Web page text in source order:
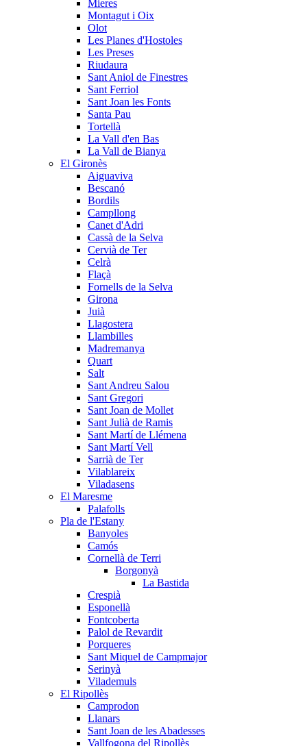
Mieres
Montagut i Oix
Olot
Les Planes d'Hostoles
Les Preses
Riudaura
Sant Aniol de Finestres
Sant Ferriol
Sant Joan les Fonts
Santa Pau
Tortellà
La Vall d'en Bas
La Vall de Bianya
El Gironès
Aiguaviva
Bescanó
Bordils
Campllong
Canet d'Adri
Cassà de la Selva
Cervià de Ter
Celrà
Flaçà
Fornells de la Selva
Girona
Juià
Llagostera
Llambilles
Madremanya
Quart
Salt
Sant Andreu Salou
Sant Gregori
Sant Joan de Mollet
Sant Julià de Ramis
Sant Martí de Llémena
Sant Martí Vell
Sarrià de Ter
Vilablareix
Viladasens
El Maresme
Palafolls
Pla de l'Estany
Banyoles
Camós
Cornellà de Terri
Borgonyà
La Bastida
Crespià
Esponellà
Fontcoberta
Palol de Revardit
Porqueres
Sant Miquel de Campmajor
Serinyà
Vilademuls
El Ripollès
Camprodon
Llanars
Sant Joan de les Abadesses
Vallfogona del Ripollès